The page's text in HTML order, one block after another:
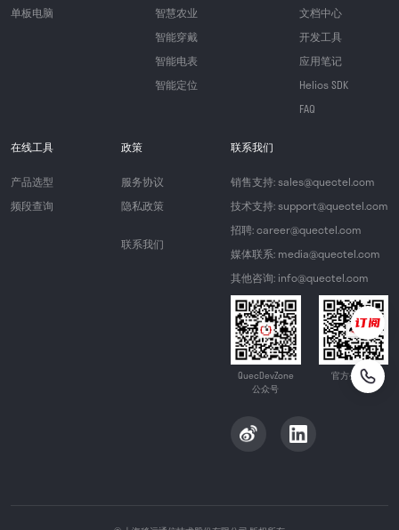
单板电脑
智慧农业
智能穿戴
智能电表
智能定位
文档中心
开发工具
应用笔记
Helios SDK
FAQ
在线工具
产品选型
频段查询
政策
服务协议
隐私政策
联系我们
联系我们
销售支持: sales@quectel.com
技术支持: support@quectel.com
招聘: career@quectel.com
媒体联系: media@quectel.com
其他咨询: info@quectel.com
QuecDevZone
公众号
官方公众号